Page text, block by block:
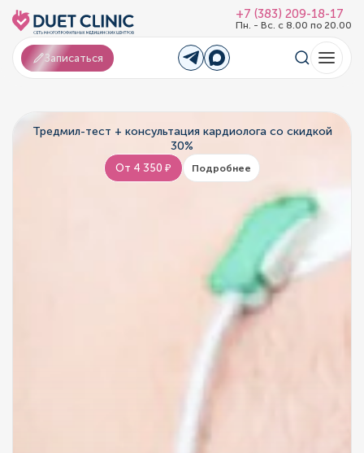
+7 (383) 209-18-17
Пн. - Вс. с 8.00 по 20.00
Записаться
Тредмил-тест + консультация кардиолога со скидкой
30%
От 4 350 ₽ Подробнее